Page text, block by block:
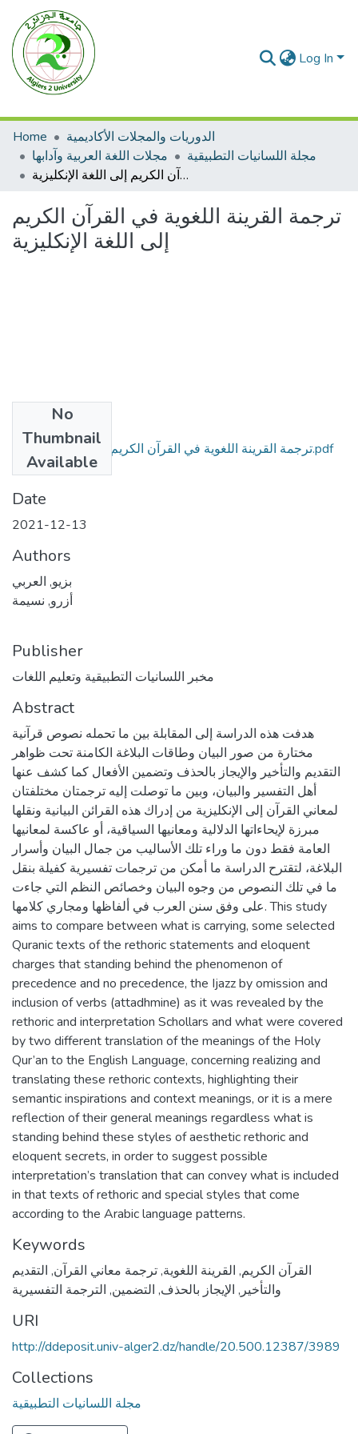
Log In
Home
الدوريات والمجلات الأكاديمية
مجلات اللغة العربية وآدابها
مجلة اللسانيات التطبيقية
ترجمة القرينة اللغوية في القرآن الكريم إلى اللغة الإنكليزية
ترجمة القرينة اللغوية في القرآن الكريم
إلى اللغة الإنكليزية
No
Thumbnail
Available
ترجمة القرينة اللغوية في القرآن الكريم إلى اللغة الإنكليزية.pdf
(1.08 MB)
Date
2021-12-13
Authors
بزيو, العربي
أزرو, نسيمة
Publisher
مخبر اللسانيات التطبيقية وتعليم اللغات
Abstract
هدفت هذه الدراسة إلى المقابلة بين ما تحمله نصوص قرآنية
مختارة من صور البيان وطاقات البلاغة الكامنة تحت ظواهر
التقديم والتأخير والإيجاز بالحذف وتضمين الأفعال كما كشف عنها
أهل التفسير والبيان، وبين ما توصلت إليه ترجمتان مختلفتان
لمعاني القرآن إلى الإنكليزية من إدراك هذه القرائن البيانية ونقلها
مبرزة لإيحاءاتها الدلالية ومعانيها السياقية، أو عاكسة لمعانيها
العامة فقط دون ما وراء تلك الأساليب من جمال البيان وأسرار
البلاغة، لتقترح الدراسة ما أمكن من ترجمات تفسيرية كفيلة بنقل
ما في تلك النصوص من وجوه البيان وخصائص النظم التي جاءت
على وفق سنن العرب في ألفاظها ومجاري كلامها. This study
aims to compare between what is carrying, some selected
Quranic texts of the rethoric statements and eloquent
charges that standing behind the phenomenon of
precedence and no precedence, the Ijazz by omission and
inclusion of verbs (attadhmine) as it was revealed by the
rethoric and interpretation Schollars and what were covered
by two different translation of the meanings of the Holy
Qur’an to the English Language, concerning realizing and
translating these rethoric contexts, highlighting their
semantic inspirations and context meanings, or it is a mere
reflection of their general meanings regardless what is
standing behind these styles of aesthetic rethoric and
eloquent secrets, in order to suggest possible
interpretation’s translation that can convey what is included
in that texts of rethoric and special styles that come
according to the Arabic language patterns.
Keywords
القرآن الكريم, القرينة اللغوية,ترجمة معاني القرآن, التقديم
والتأخير , الإيجاز بالحذف, التضمين, الترجمة التفسيرية
URI
http://ddeposit.univ-alger2.dz/handle/20.500.12387/3989
Collections
مجلة اللسانيات التطبيقية